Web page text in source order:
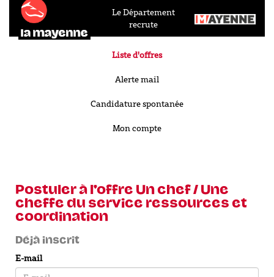
Le Département
recrute
Liste d'offres
Alerte mail
Candidature spontanée
Mon compte
Postuler à l'offre Un chef / Une
cheffe du service ressources et
coordination
Déjà inscrit
E-mail